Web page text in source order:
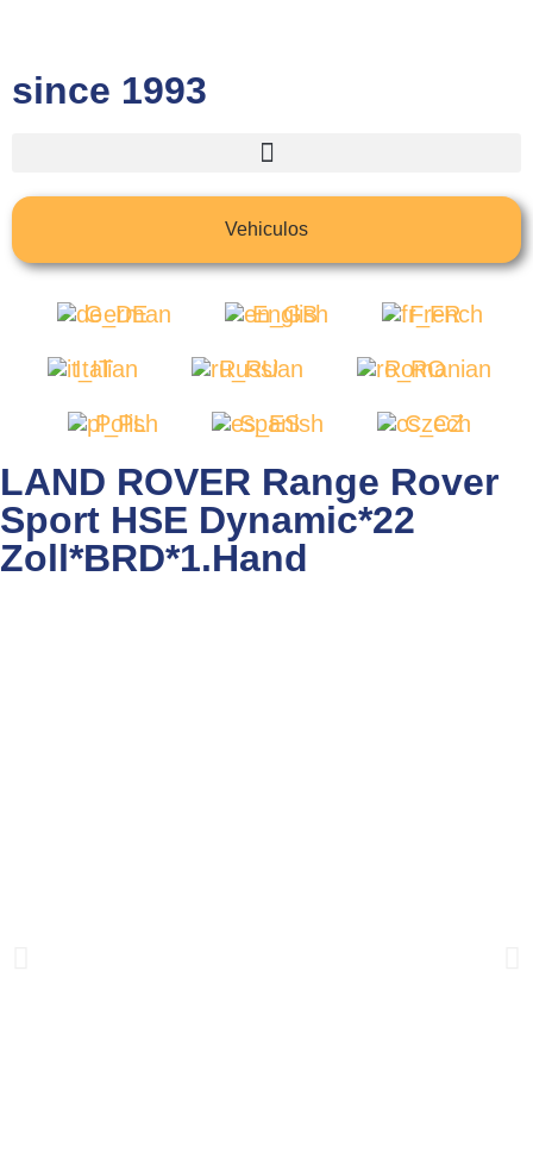
since 1993
Vehiculos
German English French
Italian Russian Romanian
Polish Spanish Czech
LAND ROVER Range Rover
Sport HSE Dynamic*22
Zoll*BRD*1.Hand